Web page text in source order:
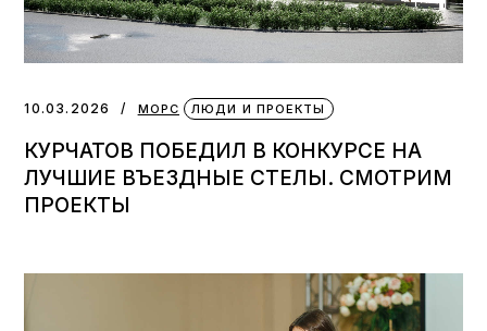
10.03.2026 МОРС ЛЮДИ И ПРОЕКТЫ
КУРЧАТОВ ПОБЕДИЛ В КОНКУРСЕ НА
ЛУЧШИЕ ВЪЕЗДНЫЕ СТЕЛЫ. СМОТРИМ
ПРОЕКТЫ